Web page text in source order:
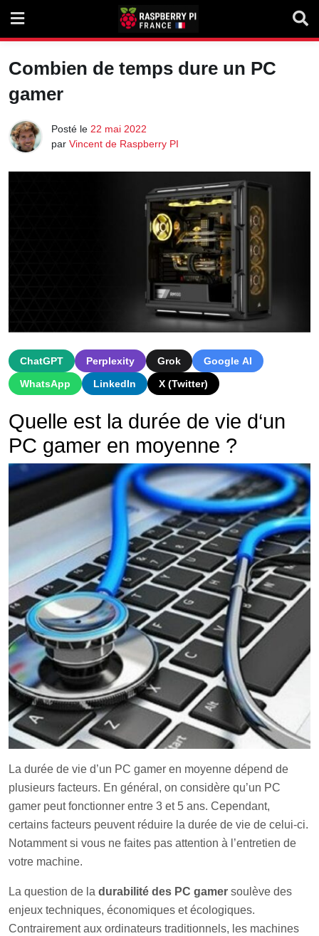
content
Combien de temps dure un PC
gamer
Posté le 22 mai 2022
par Vincent de Raspberry PI
ChatGPT Perplexity Grok
Google AI
WhatsApp
LinkedIn X (Twitter)
Quelle est ladurée de vie d‘un
PC gamer en moyenne ?
La durée de vie d’un PC gamer en moyenne dépend de
plusieurs facteurs. En général, on considère qu’un PC
gamer peut fonctionner entre 3 et 5 ans. Cependant,
certains facteurs peuvent réduire la durée de vie de celui-ci.
Notamment si vous ne faites pas attention à l’entretien de
votre machine.
La question de la durabilité des PC gamer soulève des
enjeux techniques, économiques et écologiques.
Contrairement aux ordinateurs traditionnels, les machines